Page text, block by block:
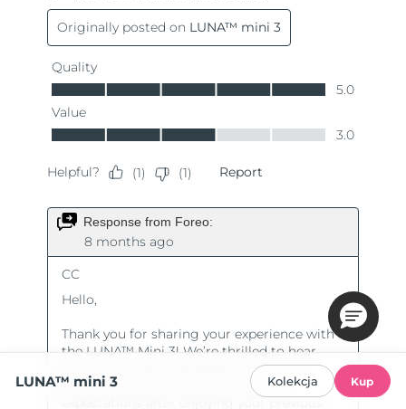
LUNA™ mini 3 Kolekcja Kup